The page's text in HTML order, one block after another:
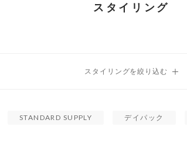
スタイリング
STANDARD SUPPLY デイパック